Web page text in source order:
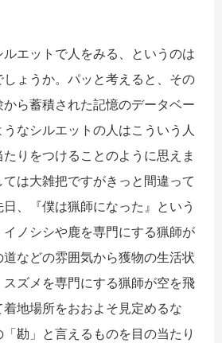
エットで人をみる、というのは
ょうか。パッと考えると、その
ら蓄積された記憶のデータベー
なシルエットの人はこういう人
りをつけることのように思えま
は大雑把ですがきっと間違って
、『僕は猟師になった』という
ノシシや鹿を専門にする猟師が
などの雰囲気から獲物の生活状
ズメを専門にする猟師が空を飛
地場所をおおよそ見定めるな
勘」と言えるものを目の当たり